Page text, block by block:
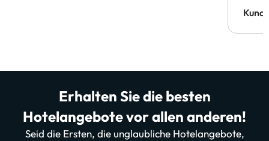
Erhalten Sie die besten
Hotelangebote vor allen anderen!
Seid die Ersten, die unglaubliche Hotelangebote,